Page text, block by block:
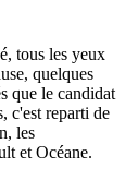
tous les yeux
quelques
que le candidat
c'est reparti de
les
et Océane.